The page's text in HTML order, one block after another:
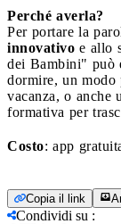
Perché averla?
Per portare la
innovativo e allo
dei Bambini" può
dormire, un modo
vacanza, o anche
formativa per
Costo: app
Copia il link
Condividi su :